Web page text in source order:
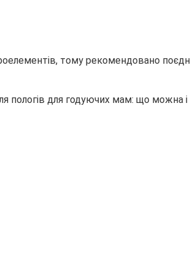
тому рекомендовано
пологів для годуючих мам: що